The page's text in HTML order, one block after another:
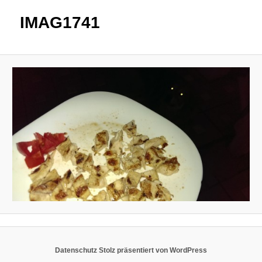
IMAG1741
Datenschutz Stolz präsentiert von WordPress